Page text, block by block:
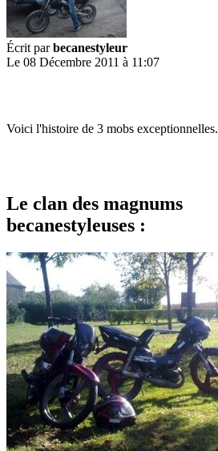
Écrit parbecanestyleur
Le 08 Décembre 2011 à 11:07
Voici l'histoire de 3 mobs exceptionnelles.
Le clan des magnums
becanestyleuses :